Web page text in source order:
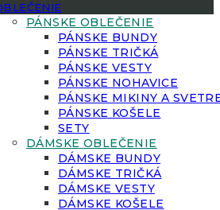
PÁNSKE OBLEČENIE
PÁNSKE BUNDY
PÁNSKE TRIČKÁ
PÁNSKE VESTY
PÁNSKE NOHAVICE
PÁNSKE MIKINY A
PÁNSKE KOŠELE
SETY
DÁMSKE OBLEČENIE
DÁMSKE BUNDY
DÁMSKE TRIČKÁ
DÁMSKE VESTY
DÁMSKE KOŠELE